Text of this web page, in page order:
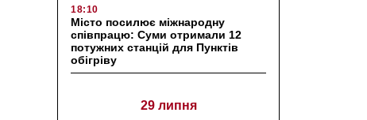
18:10
Місто посилює міжнародну
співпрацю: Суми отримали 12
потужних станцій для Пунктів
обігріву
29 липня